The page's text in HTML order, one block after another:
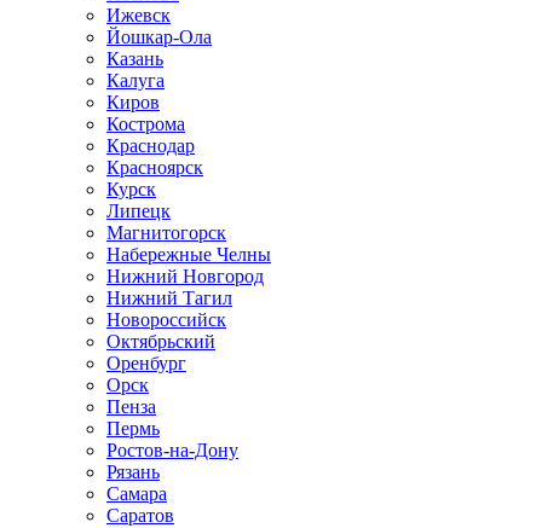
Ижевск
Йошкар-Ола
Казань
Калуга
Киров
Кострома
Краснодар
Красноярск
Курск
Липецк
Магнитогорск
Набережные Челны
Нижний Новгород
Нижний Тагил
Новороссийск
Октябрьский
Оренбург
Орск
Пенза
Пермь
Ростов-на-Дону
Рязань
Самара
Саратов